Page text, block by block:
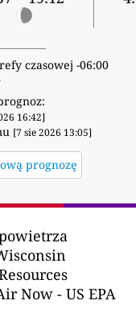
czasowej -06:00
16:42]
[7 sie 2026 13:05]
prognozę
Now - US EPA